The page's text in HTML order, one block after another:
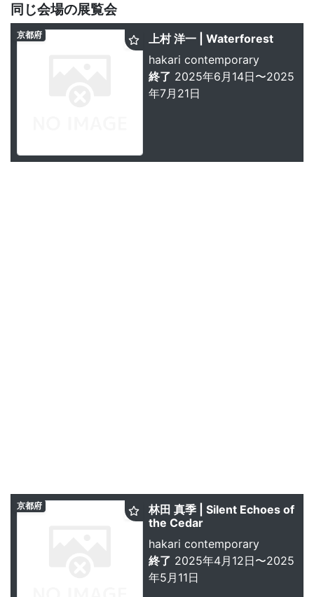
同じ会場の展覧会
上村 洋一 | Waterforest
hakari contemporary
終了 2025年6月14日〜2025
年7月21日
京都府
林田 真季 | Silent Echoes of
the Cedar
hakari contemporary
終了 2025年4月12日〜2025
年5月11日
京都府